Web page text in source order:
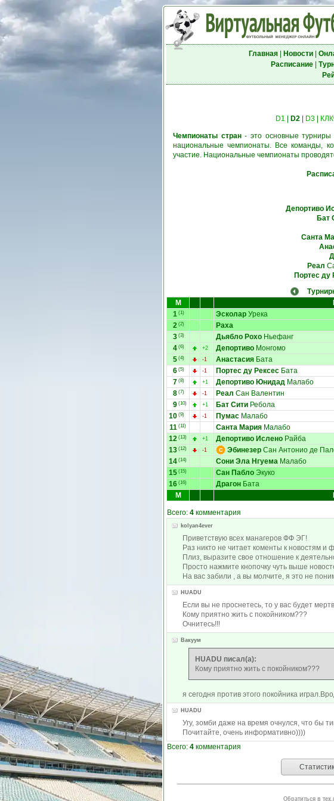
Главная| Новости|
Расписание|
D1 D2 D3 КЛК
Чемпионаты стран- это основные турниры
национальные чемпионаты. Все команды,
участие. Национальные чемпионаты
Депортиво
Бат
Санта
Реал
Портес ду
М
1 (1) Эсколар Урека
2 (2) Раха
3 (3) Дьябло Рохо Ньефанг
4 (6) +2 Депортиво Монгомо
5 (4) -1 Анастасия Бата
6 (5) -1 Портес ду Рексес Бата
7 (8) +1 Депортиво Юнидад Малабо
8 (7) -1 Реал Сан Валентин
9 (10) +1 Бат Сити Ребола
10 (9) -1 Пумас Малабо
11 (11) Санта Мария Малабо
12 (13) +1 Депортиво Ислено Райба
13 (12) -1 Эбинезер Сан Антонио де
14 (14) Сони Эла Нгуема Малабо
15 (15) Сан Пабло Экуко
16 (16) Драгон Бата
М
Всего: 4 комментария
kolyan4ever
Приветствую всех манагеров ФФ ЭГ!
Раз никто не читает коменты к новостям и
Плиз, выразите свое отношение к
Просто нажмите кнопочку чуть выше
На вас забили , а вы молчите, я это не
HUADU
Если вы не проснетесь, то у вас будет
Кому приятно жить с покойником???
Очнитесь!!!
Вакуум
HUADU писал(а):
Кому приятно жить с покойником???
я сегодня против этого покойника
HUADU
Угу, зомби даже на время очнулся, что бы
Почитайте, очень информативно))))
Всего: 4 комментария
Обратиться в